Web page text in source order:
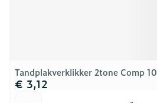
Tandplakverklikker 2tone Comp 10
€ 3,12